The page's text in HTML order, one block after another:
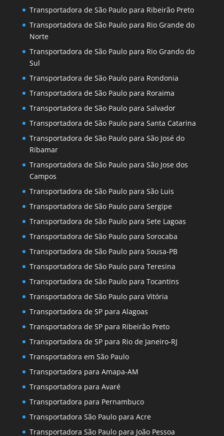
Transportadora de São Paulo para Ribeirão Preto
Transportadora de São Paulo para Rio Grande do
Norte
Transportadora de São Paulo para Rio Grando do
Sul
Transportadora de São Paulo para Rondonia
Transportadora de São Paulo para Roraima
Transportadora de São Paulo para Salvador
Transportadora de São Paulo para Santa Catarina
Transportadora de São Paulo para São José do
Ribamar
Transportadora de São Paulo para São Jose dos
Campos
Transportadora de São Paulo para São Luis
Transportadora de São Paulo para Sergipe
Transportadora de São Paulo para Sete Lagoas
Transportadora de São Paulo para Sorocaba
Transportadora de São Paulo para Sousa-PB
Transportadora de São Paulo para Teresina
Transportadora de São Paulo para Tocantins
Transportadora de São Paulo para Vitória
Transportadora de SP para Alagoas
Transportadora de SP para Ribeirão Preto
Transportadora de SP para Rio de Janeiro-RJ
Transportadora em São Paulo
Transportadora para Amapa-AM
Transportadora para Avaré
Transportadora para Pernambuco
Transportadora São Paulo para Acre
Transportadora São Paulo para João Pessoa